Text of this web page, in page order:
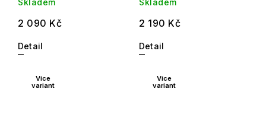
Skladem
2 090 Kč
Detail
Skladem
2 190 Kč
Detail
Více
variant
Více
variant